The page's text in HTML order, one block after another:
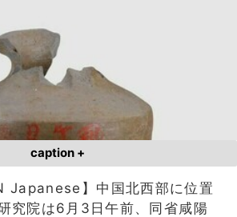
caption +
Japanese】中国北西部に位置
究院は6月3日午前、同省咸陽